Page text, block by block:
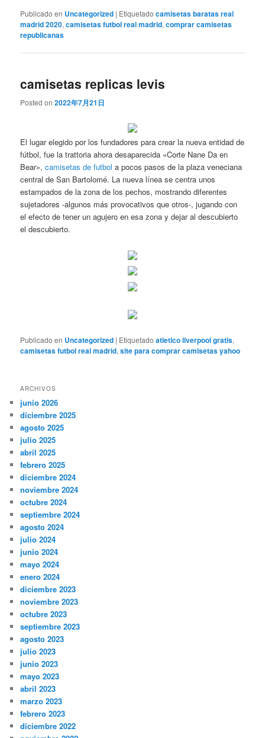
Publicado en Uncategorized | Etiquetado camisetas baratas real
madrid 2020,camisetas futbol real madrid,comprar camisetas
republicanas
camisetas replicas levis
Posted on2022年7月21日
El lugar elegido por los fundadores para crear la nueva entidad de
fútbol, fue la trattoria ahora desaparecida «Corte Nane Da en
Bear»,camisetas de futbol a pocos pasos de la plaza veneciana
central de San Bartolomé. La nueva línea se centra unos
estampados de la zona de los pechos, mostrando diferentes
sujetadores -algunos más provocativos que otros-, jugando con
el efecto de tener un agujero en esa zona y dejar al descubierto
el descubierto.
Publicado en Uncategorized | Etiquetado atletico liverpool gratis,
camisetas futbol real madrid,site para comprar camisetas yahoo
ARCHIVOS
junio 2026
diciembre 2025
agosto 2025
julio 2025
abril 2025
febrero 2025
diciembre 2024
noviembre 2024
octubre 2024
septiembre 2024
agosto 2024
julio 2024
junio 2024
mayo 2024
enero 2024
diciembre 2023
noviembre 2023
octubre 2023
septiembre 2023
agosto 2023
julio 2023
junio 2023
mayo 2023
abril 2023
marzo 2023
febrero 2023
diciembre 2022